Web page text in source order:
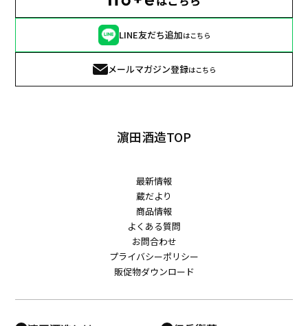
LINE友だち追加はこちら
メールマガジン登録はこちら
濵田酒造TOP
最新情報
蔵だより
商品情報
よくある質問
お問合わせ
プライバシーポリシー
販促物ダウンロード